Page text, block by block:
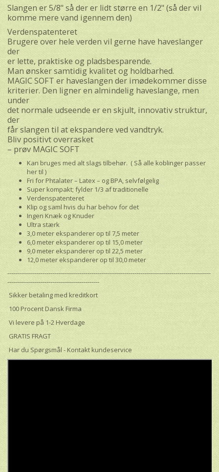
Slangen er 5/8" så der er lidt større en 1/2" (så der vil
komme mere vand igennem den)
Verdenspatenteret
Brugere over hele verden vil gerne have haveslanger
der
er lette, praktiske og pladsbesparende.
Man ønsker samtidig kvalitet og holdbarhed.
MAGIC SOFT er haveslangen der imødekommer disse
kriterier. Den ligner en almindelig haveslange, men
under
det normale udseende er en skjult, innovativ struktur,
der
får slangen til at ekspandere ved vandtryk.
Bliv positivt overrasket
– prøv MAGIC SOFT
Kan bruges med alt slags tilbehør. ( Så alle koblinger passer
her til )
Fri for Phtalater – Latex – og BPA, selvfølgelig
Super kompakt; fylder 1/3 af traditionelle
Verdenspatenteret
Klip og saml hvis du har behov for det
Ingen Knæk og Knuder
Ultra stærk
3,0 meter ekspanderer op til 7,5 meter
6,0 meter ekspanderer op til 15,0 meter
9,0 meter ekspanderer op til 22,5 meter
12,0 meter ekspanderer op til 30,0 meter
--------------------------------------------------------------------------------------------------------
-----------------------------------------------
Sikker betaling med kreditkort
100 Procent Dansk Firma
Vi levere på 1-2 Hverdage
GRATIS FRAGT
Har du Spørgsmål - Kontakt kundeservice